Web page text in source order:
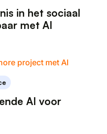
in het sociaal
met AI
AI voor